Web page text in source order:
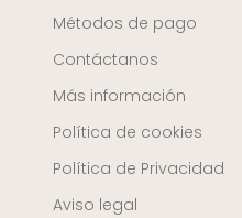
Métodos de pago
Contáctanos
Más información
Política de cookies
Política de Privacidad
Aviso legal